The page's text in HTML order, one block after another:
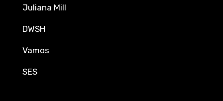
Juliana Mill
DWSH
Vamos
SES